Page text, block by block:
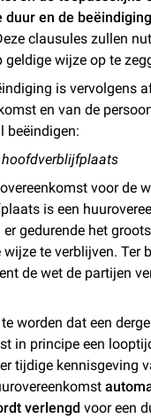
duur en de
clausules zullen
geldige wijze op te
is vervolgens
en van de
beëindigen:
voor de
is een
gedurende het
te verblijven. Ter
de wet de partijen
worden dat een
in principe een
tijdige kennisgeving
verlengd voor een